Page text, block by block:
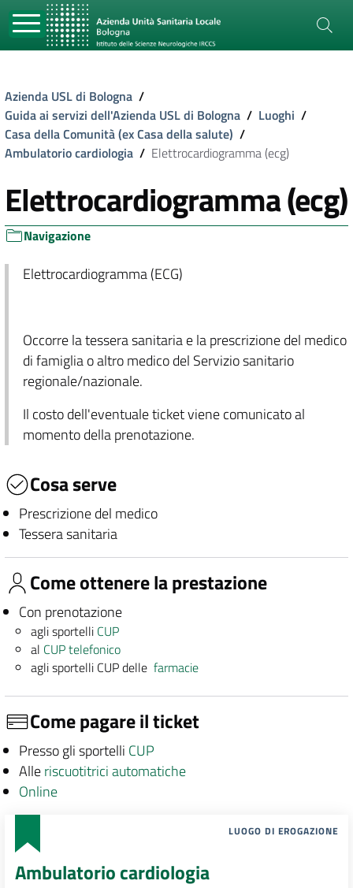
Azienda USL di Bologna /
Guida ai servizi dell'Azienda USL di Bologna / Luoghi /
Casa della Comunità (ex Casa della salute) /
Ambulatorio cardiologia / Elettrocardiogramma (ecg)
Elettrocardiogramma (ecg)
Navigazione
Elettrocardiogramma (ECG)
Occorre la tessera sanitaria e la prescrizione del medico
di famiglia o altro medico del Servizio sanitario
regionale/nazionale.
Il costo dell'eventuale ticket viene comunicato al
momento della prenotazione.
Cosa serve
Prescrizione del medico
Tessera sanitaria
Come ottenere la prestazione
Con prenotazione
agli sportelli CUP
al CUP telefonico
agli sportelli CUP dellefarmacie
Come pagare il ticket
Presso gli sportelli CUP
Alleriscuotitrici automatiche
Online
LUOGO DI EROGAZIONE
Ambulatorio cardiologia